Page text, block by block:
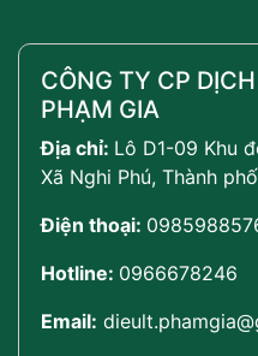
CÔNG TY CP
PHẠM GIA
Địa chỉ: Lô D1-09 Khu
Xã Nghi Phú, Thành
Điện thoại:
Hotline: 0966678246
Email: